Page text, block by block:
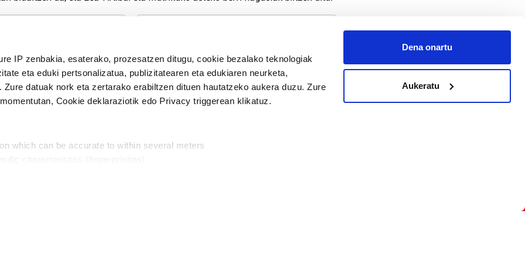
IP zenbakia, esaterako, prozesatzen ditugu, cookie bezalako teknologiak
eta eduki pertsonalizatua, publizitatearen eta edukiaren neurketa,
datuak nork eta zertarako erabiltzen dituen hautatzeko aukera duzu. Zure
Cookie deklaraziotik edo Privacy triggerean klikatuz.
which can be accurate to within several meters
Dena onartu
Aukeratu
Harpidetu
modu librean kontatzea da gure eginkizuna. Horretarako zure ekarpena